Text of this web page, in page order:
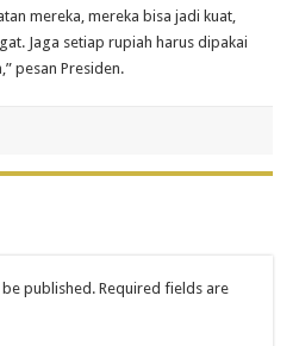
mereka, mereka bisa jadi kuat,
Jaga setiap rupiah harus dipakai
pesan Presiden.
published. Required fields are